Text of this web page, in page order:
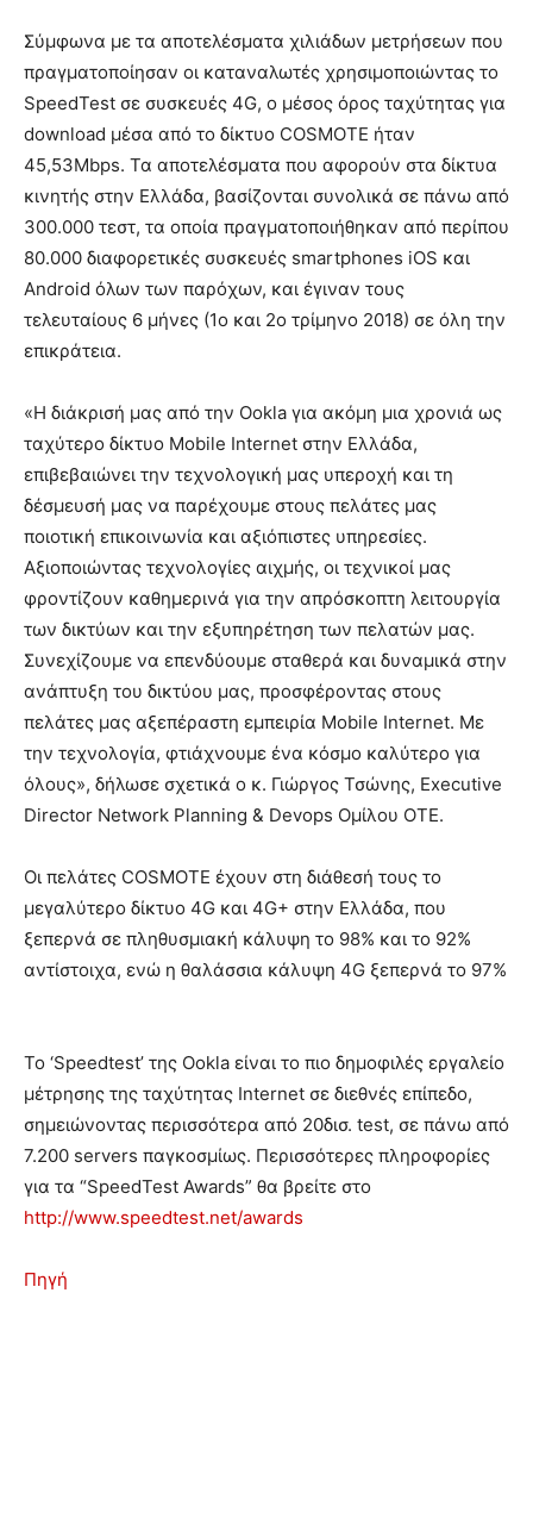
Σύμφωνα με τα αποτελέσματα χιλιάδων μετρήσεων που
πραγματοποίησαν οι καταναλωτές χρησιμοποιώντας το
SpeedTest σε συσκευές 4G, ο μέσος όρος ταχύτητας για
download μέσα από το δίκτυο COSMOTE ήταν
45,53Mbps. Τα αποτελέσματα που αφορούν στα δίκτυα
κινητής στην Ελλάδα, βασίζονται συνολικά σε πάνω από
300.000 τεστ, τα οποία πραγματοποιήθηκαν από περίπου
80.000 διαφορετικές συσκευές smartphones iOS και
Android όλων των παρόχων, και έγιναν τους
τελευταίους 6 μήνες (1ο και 2ο τρίμηνο 2018) σε όλη την
επικράτεια.
«Η διάκρισή μας από την Ookla για ακόμη μια χρονιά ως
ταχύτερο δίκτυο Mobile Internet στην Ελλάδα,
επιβεβαιώνει την τεχνολογική μας υπεροχή και τη
δέσμευσή μας να παρέχουμε στους πελάτες μας
ποιοτική επικοινωνία και αξιόπιστες υπηρεσίες.
Αξιοποιώντας τεχνολογίες αιχμής, οι τεχνικοί μας
φροντίζουν καθημερινά για την απρόσκοπτη λειτουργία
των δικτύων και την εξυπηρέτηση των πελατών μας.
Συνεχίζουμε να επενδύουμε σταθερά και δυναμικά στην
ανάπτυξη του δικτύου μας, προσφέροντας στους
πελάτες μας αξεπέραστη εμπειρία Mobile Internet. Με
την τεχνολογία, φτιάχνουμε ένα κόσμο καλύτερο για
όλους», δήλωσε σχετικά o κ. Γιώργος Τσώνης, Executive
Director Network Planning & Devops Ομίλου ΟΤΕ.
Οι πελάτες COSMOTE έχουν στη διάθεσή τους το
μεγαλύτερο δίκτυο 4G και 4G+ στην Ελλάδα, που
ξεπερνά σε πληθυσμιακή κάλυψη το 98% και το 92%
αντίστοιχα, ενώ η θαλάσσια κάλυψη 4G ξεπερνά το 97%
Το ‘Speedtest’ της Ookla είναι το πιο δημοφιλές εργαλείο
μέτρησης της ταχύτητας Internet σε διεθνές επίπεδο,
σημειώνοντας περισσότερα από 20δισ. test, σε πάνω από
7.200 servers παγκοσμίως. Περισσότερες πληροφορίες
για τα “SpeedTest Awards” θα βρείτε στο
http://www.speedtest.net/awards
Πηγή